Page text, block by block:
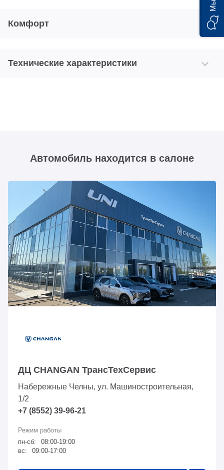
Комфорт
Технические характеристики
Автомобиль находится в салоне
ДЦ CHANGAN ТрансТехСервис
Набережные Челны, ул. Машиностроительная,
1/2
+7 (8552) 39-96-21
пн-сб:
08:00-19:00
вс:
09:00-17:00